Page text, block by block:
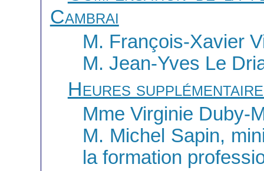
Cambrai
M. François-Xavier
M. Jean-Yves Le
Heures
Mme Virginie Duby-
M. Michel Sapin,
la formation